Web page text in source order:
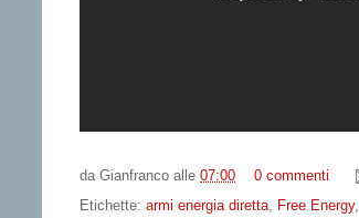
da Gianfranco alle 07:00
0 commenti
Etichette: armi energia diretta, Free Energy,